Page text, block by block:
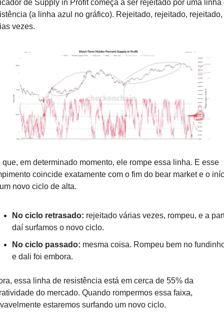
de Supply in Profit começa a ser rejeitado por uma linha
(a linha azul no gráfico). Rejeitado, rejeitado, rejeitado,
vezes.
que, em determinado momento, ele rompe essa linha. E esse
coincide exatamente com o fim do bear market e o
novo ciclo de alta.
No ciclo retrasado: rejeitado várias vezes, rompeu, e a
daí surfamos o novo ciclo.
No ciclo passado: mesma coisa. Rompeu bem no
e dali foi embora.
essa linha de resistência está em cerca de 55% da
do mercado. Quando rompermos essa faixa,
estaremos surfando um novo ciclo.